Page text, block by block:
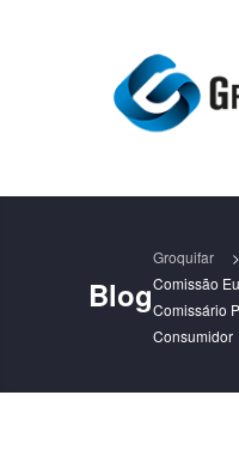
Blog
Groquifar >
Comissão
Comissário
Consumidor